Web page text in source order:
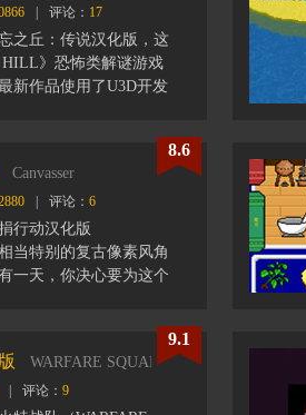
的事呢......
游戏
独特融合
完成作品，流程不是很
可以体验一下。
评论： 17
之丘：传说汉化版，这
HILL》恐怖类解谜游戏
新作品使用了U3D开发
，美术风格充满个性，
Canvasser
评论： 6
行动汉化版
相当特别的复古像素风角
一天，你决心要为这个
的活动筹款。筹款的方
选择适当的对话增加对
动对方，得到的捐款就
8.6
WARFARE SQUAD CN
评论： 9
9.1